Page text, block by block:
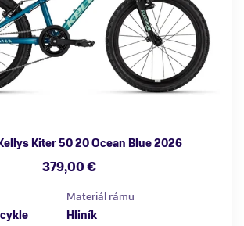
Kiter 50 20 Ocean Blue 2026
379,00 €
Materiál rámu
Hliník